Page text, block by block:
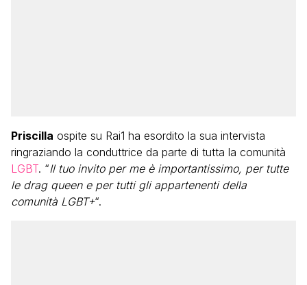
Priscilla ospite su Rai1 ha esordito la sua intervista
ringraziando la conduttrice da parte di tutta la comunità
LGBT. “Il tuo invito per me è importantissimo, per tutte
le drag queen e per tutti gli appartenenti della
comunità LGBT+“.